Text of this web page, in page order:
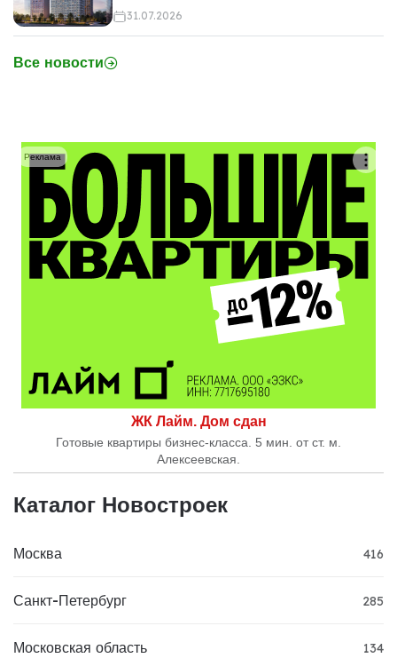
31.07.2026
Все новости
ЖК Лайм. Дом сдан
Готовые квартиры бизнес-класса. 5 мин. от ст. м.
Алексеевская.
Реклама
Каталог Новостроек
Москва 416
Санкт-Петербург 285
Московская область 134